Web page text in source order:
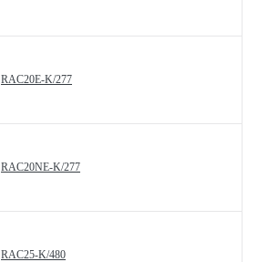
RAC20E-K/277
RAC20NE-K/277
RAC25-K/480